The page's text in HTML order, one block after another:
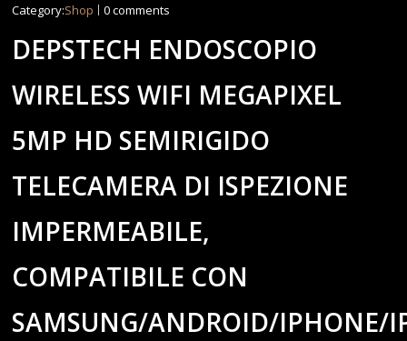
Category:Shop 0 comments
DEPSTECH ENDOSCOPIO
WIRELESS WIFI MEGAPIXEL
5MP HD SEMIRIGIDO
TELECAMERA DI ISPEZIONE
IMPERMEABILE,
COMPATIBILE CON
SAMSUNG/ANDROID/IPHONE/